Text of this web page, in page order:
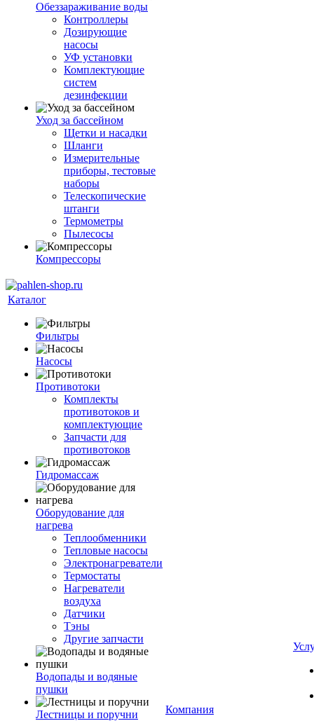
Обеззараживание воды
Контроллеры
Дозирующие
насосы
УФ установки
Комплектующие
систем
дезинфекции
Уход за бассейном
Щетки и насадки
Шланги
Измерительные
приборы, тестовые
наборы
Телескопические
штанги
Термометры
Пылесосы
Компрессоры
Каталог
Фильтры
Насосы
Противотоки
Комплекты
противотоков и
комплектующие
Запчасти для
противотоков
Гидромассаж
Оборудование для
нагрева
Теплообменники
Тепловые насосы
Электронагреватели
Термостаты
Нагреватели
воздуха
Датчики
Тэны
Другие запчасти
Водопады и водяные
пушки
Лестницы и поручни
Компания